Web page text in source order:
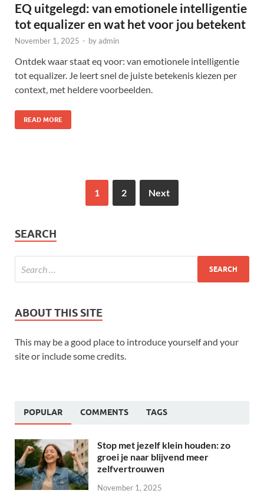
EQ uitgelegd: van emotionele intelligentie
tot equalizer en wat het voor jou betekent
November 1, 2025 - byadmin
Ontdek waar staat eq voor: van emotionele intelligentie
tot equalizer. Je leert snel de juiste betekenis kiezen per
context, met heldere voorbeelden.
READ MORE
1 2 Next
SEARCH
ABOUT THIS SITE
This may be a good place to introduce yourself and your
site or include some credits.
POPULAR COMMENTS TAGS
Stop met jezelf klein houden: zo
groei je naar blijvend meer
zelfvertrouwen
November 1, 2025